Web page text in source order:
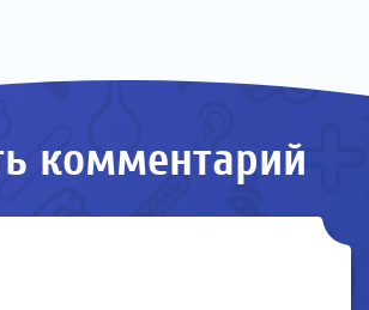
комментарий